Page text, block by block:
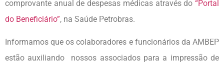
comprovante anual de despesas médicas através do “Portal
do Beneficiário”, na Saúde Petrobras.
Informamos que os colaboradores e funcionários da AMBEP
estão auxiliando nossos associados para a impressão de